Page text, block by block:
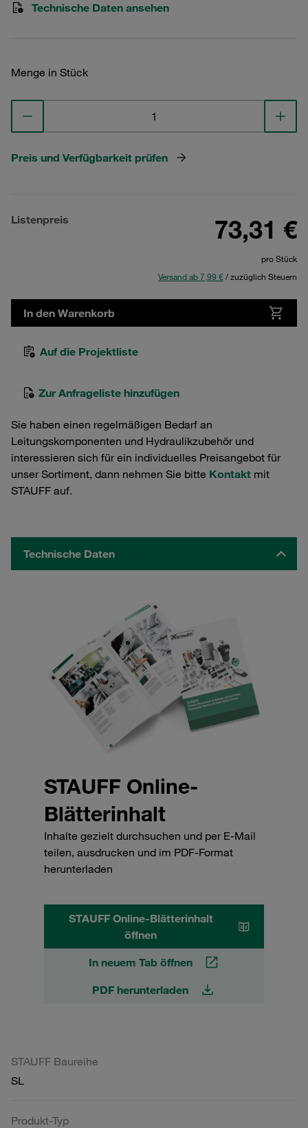
Technische Daten ansehen
Menge in Stück
Preis und Verfügbarkeit prüfen
Listenpreis 73,31 €
pro Stück
Versand ab 7,99 €/ zuzüglich Steuern
In den Warenkorb
Auf die Projektliste
Zur Anfrageliste hinzufügen
Sie haben einen regelmäßigen Bedarf an
Leitungskomponenten und Hydraulikzubehör und
interessieren sich für ein individuelles Preisangebot für
unser Sortiment, dann nehmen Sie bitte Kontakt mit
STAUFF auf.
Technische Daten
STAUFF Online-
Blätterinhalt
Inhalte gezielt durchsuchen und per E-Mail
teilen, ausdrucken und im PDF-Format
herunterladen
STAUFF Online-Blätterinhalt
öffnen
In neuem Tab öffnen
PDF herunterladen
STAUFF Baureihe
SL
Produkt-Typ